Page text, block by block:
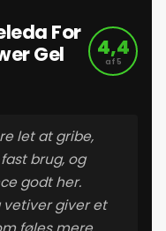
For
Gel
4,4
af 5
let at gribe,
brug, og
godt her.
vetiver giver et